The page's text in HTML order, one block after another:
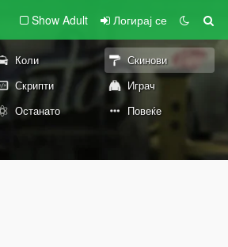
Show Adult Логирај се
Коли
Скинови
Скрипти
Играч
Останато Повеќе